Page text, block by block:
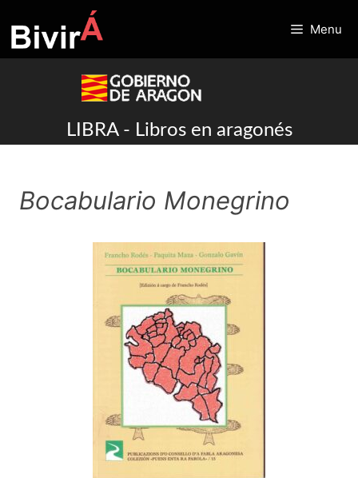
to
content
Menu
LIBRA - Libros en aragonés
Bocabulario Monegrino